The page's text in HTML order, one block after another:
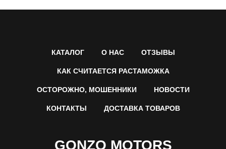
КАТАЛОГ О НАС ОТЗЫВЫ
КАК СЧИТАЕТСЯ РАСТАМОЖКА
ОСТОРОЖНО, МОШЕННИКИ НОВОСТИ
КОНТАКТЫ ДОСТАВКА ТОВАРОВ
GONZO MOTORS